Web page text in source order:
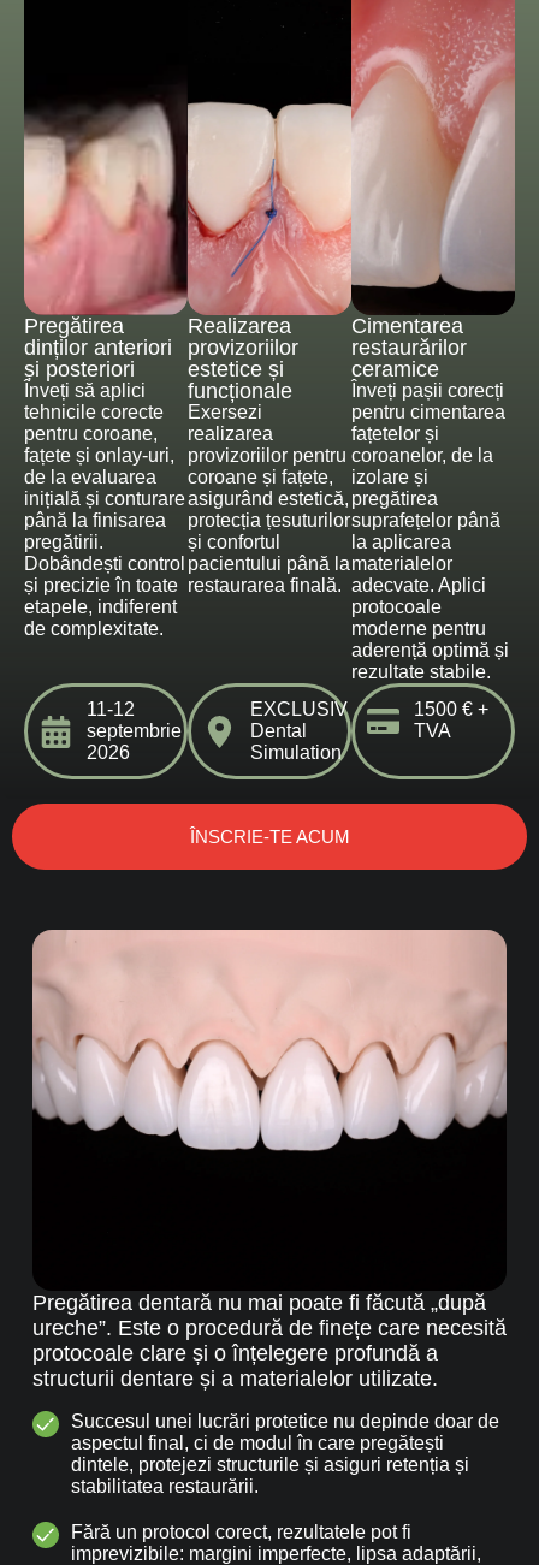
Pregătirea
dinților anteriori
și posteriori
Înveți să aplici
tehnicile corecte
pentru coroane,
fațete și onlay-uri,
de la evaluarea
inițială și conturare
până la finisarea
pregătirii.
Dobândești control
și precizie în toate
etapele, indiferent
de complexitate.
Realizarea
provizoriilor
estetice și
funcționale
Exersezi
realizarea
provizoriilor pentru
coroane și fațete,
asigurând estetică,
protecția țesuturilor
și confortul
pacientului până la
restaurarea finală.
Cimentarea
restaurărilor
ceramice
Înveți pașii corecți
pentru cimentarea
fațetelor și
coroanelor, de la
izolare și
pregătirea
suprafețelor până
la aplicarea
materialelor
adecvate. Aplici
protocoale
moderne pentru
aderență optimă și
rezultate stabile.
11-12
septembrie
2026
EXCLUSIV
Dental
Simulation
1500 € +
TVA
ÎNSCRIE-TE ACUM
Pregătirea dentară nu mai poate fi făcută „după
ureche”. Este o procedură de finețe care necesită
protocoale clare și o înțelegere profundă a
structurii dentare și a materialelor utilizate.
Succesul unei lucrări protetice nu depinde doar de
aspectul final, ci de modul în care pregătești
dintele, protejezi structurile și asiguri retenția și
stabilitatea restaurării.
Fără un protocol corect, rezultatele pot fi
imprevizibile: margini imperfecte, lipsa adaptării,